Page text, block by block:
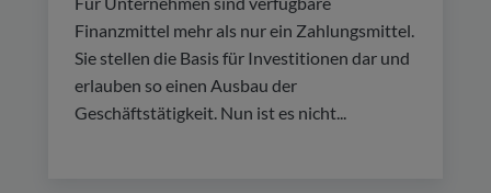
Finanzmittel mehr als nur ein Zahlungsmittel.
Sie stellen die Basis für Investitionen dar und
erlauben so einen Ausbau der
Geschäftstätigkeit. Nun ist es nicht...